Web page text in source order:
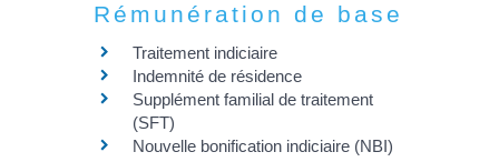
Rémunération de base
Traitement indiciaire
Indemnité de résidence
Supplément familial de traitement
(SFT)
Nouvelle bonification indiciaire (NBI)